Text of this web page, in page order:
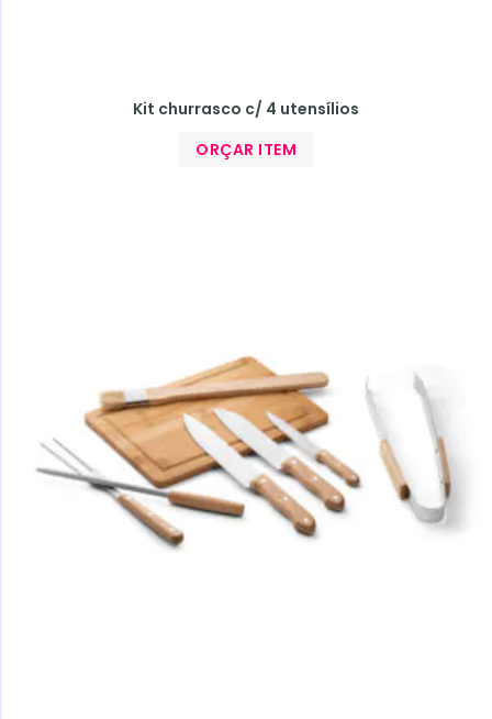
Kit churrasco c/ 4 utensílios
ORÇAR ITEM